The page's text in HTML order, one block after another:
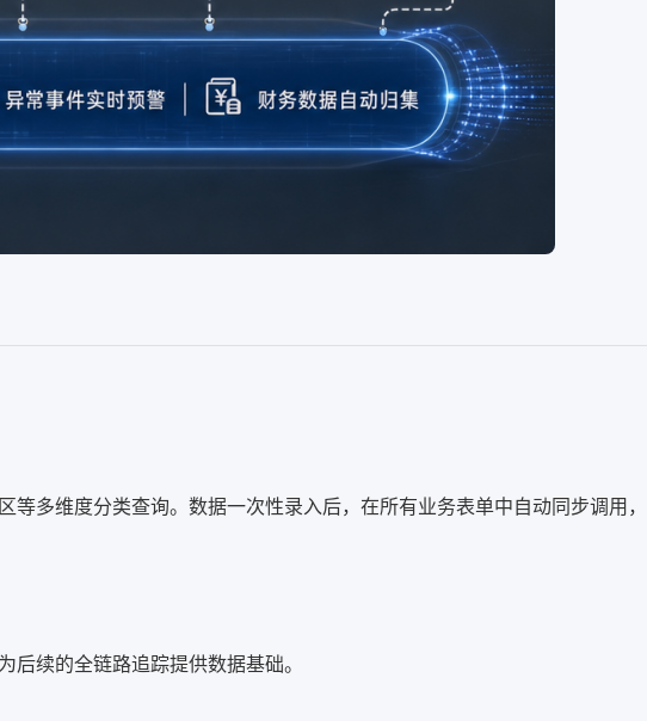
多维度分类查询。数据一次性录入后，在所有业务表单中自动同步调用，
续的全链路追踪提供数据基础。